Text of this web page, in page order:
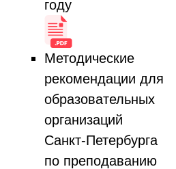
году
Методические
рекомендации для
образовательных
организаций
Санкт-Петербурга
по преподаванию